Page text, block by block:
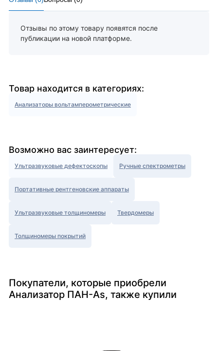
Отзывы по этому товару появятся после
публикации на новой платформе.
Товар находится в категориях:
Анализаторы вольтамперометрические
Возможно вас заинтересует:
Ультразвуковые дефектоскопы Ручные спектрометры
Портативные рентгеновские аппараты
Ультразвуковые толщиномеры Твердомеры
Толщиномеры покрытий
Покупатели, которые приобрели
Анализатор ПАН-As, также купили